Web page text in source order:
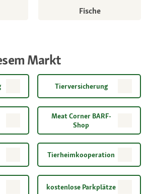
Fische
Markt
Tierversicherung
Meat Corner BARF-
Shop
Tierheimkooperation
kostenlose Parkplätze